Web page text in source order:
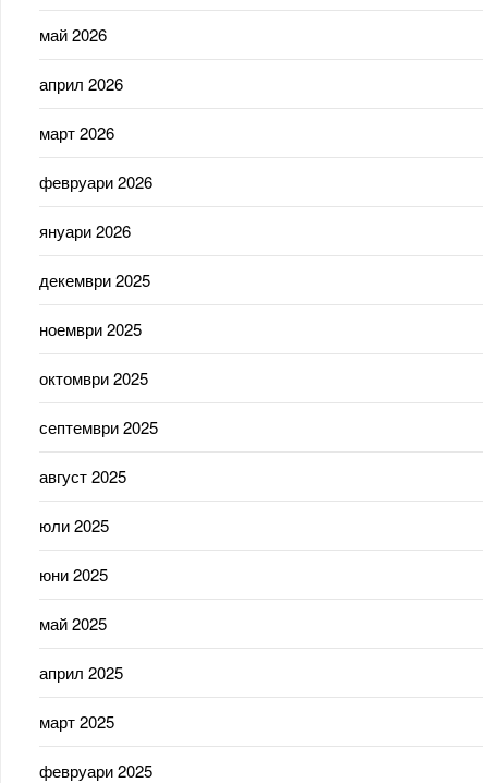
май 2026
април 2026
март 2026
февруари 2026
януари 2026
декември 2025
ноември 2025
октомври 2025
септември 2025
август 2025
юли 2025
юни 2025
май 2025
април 2025
март 2025
февруари 2025